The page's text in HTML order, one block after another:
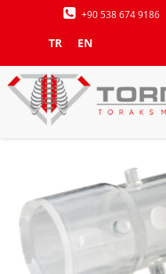
+90 538 674 9186
TR EN